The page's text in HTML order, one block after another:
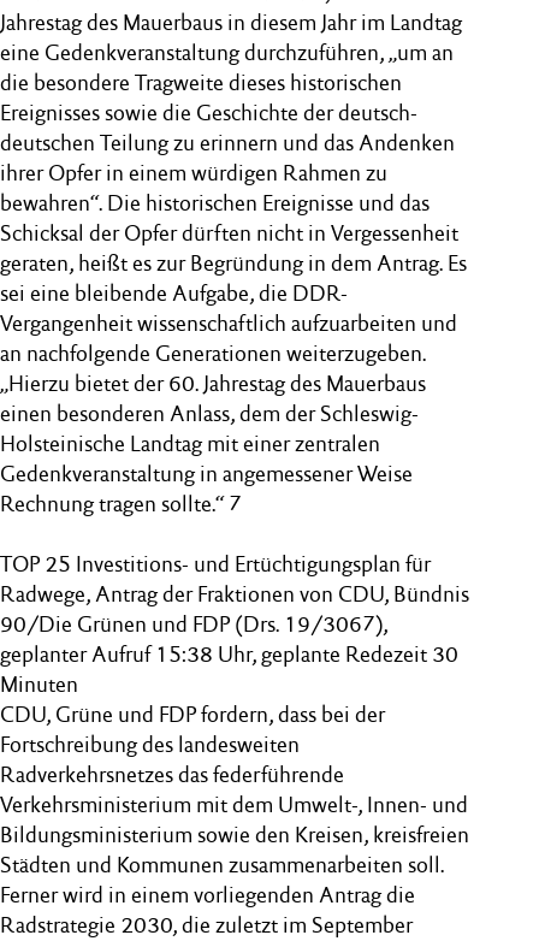
Jahrestag des Mauerbaus in diesem Jahr im Landtag
eine Gedenkveranstaltung durchzuführen, „um an
die besondere Tragweite dieses historischen
Ereignisses sowie die Geschichte der deutsch-
deutschen Teilung zu erinnern und das Andenken
ihrer Opfer in einem würdigen Rahmen zu
bewahren“. Die historischen Ereignisse und das
Schicksal der Opfer dürften nicht in Vergessenheit
geraten, heißt es zur Begründung in dem Antrag. Es
sei eine bleibende Aufgabe, die DDR-
Vergangenheit wissenschaftlich aufzuarbeiten und
an nachfolgende Generationen weiterzugeben.
„Hierzu bietet der 60. Jahrestag des Mauerbaus
einen besonderen Anlass, dem der Schleswig-
Holsteinische Landtag mit einer zentralen
Gedenkveranstaltung in angemessener Weise
Rechnung tragen sollte.“ 7
TOP 25 Investitions- und Ertüchtigungsplan für
Radwege, Antrag der Fraktionen von CDU, Bündnis
90/Die Grünen und FDP (Drs. 19/3067),
geplanter Aufruf 15:38 Uhr, geplante Redezeit 30
Minuten
CDU, Grüne und FDP fordern, dass bei der
Fortschreibung des landesweiten
Radverkehrsnetzes das federführende
Verkehrsministerium mit dem Umwelt-, Innen- und
Bildungsministerium sowie den Kreisen, kreisfreien
Städten und Kommunen zusammenarbeiten soll.
Ferner wird in einem vorliegenden Antrag die
Radstrategie 2030, die zuletzt im September